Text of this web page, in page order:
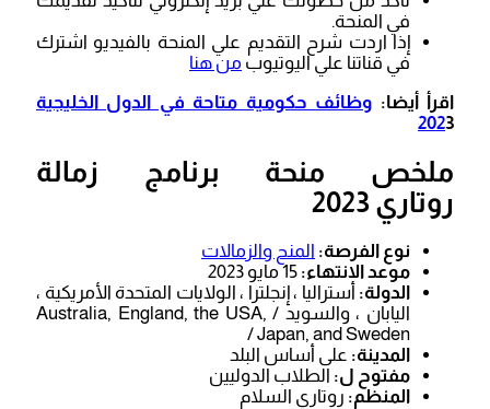
في المنحة.
إذا اردت شرح التقديم علي المنحة بالفيديو اشترك
في قناتنا علي اليوتيوب من هنا
اقرأ أيضا: وظائف حكومية متاحة في الدول الخليجية
2023
ملخص منحة برنامج زمالة
روتاري 2023
نوع الفرصة: المنح والزمالات
موعد الانتهاء:
الدولة: أستراليا ، إنجلترا ، الولايات المتحدة الأمريكية ،
اليابان ، والسويد / Australia, England, the USA,
Japan, and Sweden /
المدينة: على أساس البلد
مفتوح ل: الطلاب الدوليين
المنظم: روتاري السلام